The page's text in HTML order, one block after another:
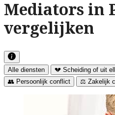
Mediators in
vergelijken
Alle diensten 💔 Scheiding of uit
👥 Persoonlijk conflict
⚖️ Zakelijk